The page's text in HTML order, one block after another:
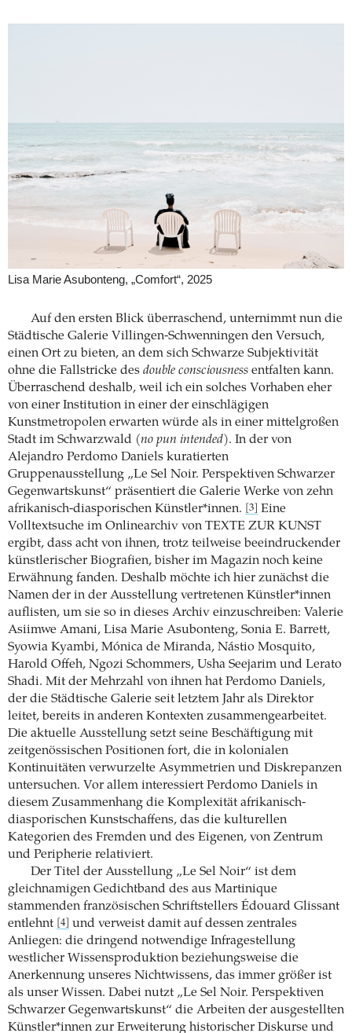
Lisa Marie Asubonteng, „Comfort“, 2025
Auf den ersten Blick überraschend, unternimmt nun die
Städtische Galerie Villingen-Schwenningen den Versuch,
einen Ort zu bieten, an dem sich Schwarze Subjektivität
ohne die Fallstricke des double consciousness entfalten kann.
Überraschend deshalb, weil ich ein solches Vorhaben eher
von einer Institution in einer der einschlägigen
Kunstmetropolen erwarten würde als in einer mittelgroßen
Stadt im Schwarzwald (no pun intended). In der von
Alejandro Perdomo Daniels kuratierten
Gruppenausstellung „Le Sel Noir. Perspektiven Schwarzer
Gegenwartskunst“ präsentiert die Galerie Werke von zehn
afrikanisch-diasporischen Künstler*innen.
[3]
Eine
Volltextsuche im Onlinearchiv von TEXTE ZUR KUNST
ergibt, dass acht von ihnen, trotz teilweise beeindruckender
künstlerischer Biografien, bisher im Magazin noch keine
Erwähnung fanden. Deshalb möchte ich hier zunächst die
Namen der in der Ausstellung vertretenen Künstler*innen
auflisten, um sie so in dieses Archiv einzuschreiben: Valerie
Asiimwe Amani, Lisa Marie Asubonteng, Sonia E. Barrett,
Syowia Kyambi, Mónica de Miranda, Nástio Mosquito,
Harold Offeh, Ngozi Schommers, Usha Seejarim und Lerato
Shadi. Mit der Mehrzahl von ihnen hat Perdomo Daniels,
der die Städtische Galerie seit letztem Jahr als Direktor
leitet, bereits in anderen Kontexten zusammengearbeitet.
Die aktuelle Ausstellung setzt seine Beschäftigung mit
zeitgenössischen Positionen fort, die in kolonialen
Kontinuitäten verwurzelte Asymmetrien und Diskrepanzen
untersuchen. Vor allem interessiert Perdomo Daniels in
diesem Zusammenhang die Komplexität afrikanisch-
diasporischen Kunstschaffens, das die kulturellen
Kategorien des Fremden und des Eigenen, von Zentrum
und Peripherie relativiert.
Der Titel der Ausstellung „Le Sel Noir“ ist dem
gleichnamigen Gedichtband des aus Martinique
stammenden französischen Schriftstellers Édouard Glissant
entlehnt
[4]
und verweist damit auf dessen zentrales
Anliegen: die dringend notwendige Infragestellung
westlicher Wissensproduktion beziehungsweise die
Anerkennung unseres Nichtwissens, das immer größer ist
als unser Wissen. Dabei nutzt „Le Sel Noir. Perspektiven
Schwarzer Gegenwartskunst“ die Arbeiten der ausgestellten
Künstler*innen zur Erweiterung historischer Diskurse und